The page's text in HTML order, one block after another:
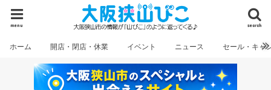
search
menu
ホーム 開店・閉店・休業 イベント ニュース セール・キャ